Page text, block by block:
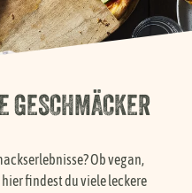
GESCHMÄCKER
Ob vegan,
findest du viele leckere